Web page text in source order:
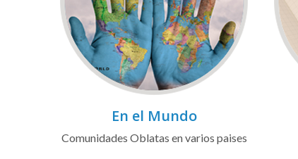
En el Mundo
Comunidades Oblatas en varios paises